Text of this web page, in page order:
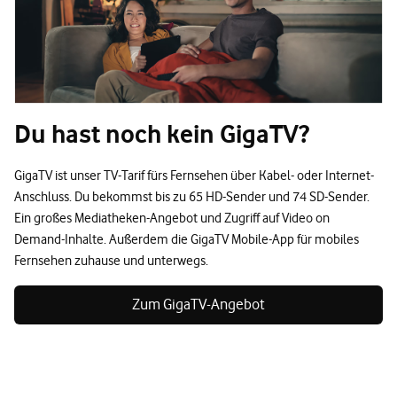
Du hast noch kein GigaTV?
GigaTV ist unser TV-Tarif fürs Fernsehen über Kabel- oder Internet-
Anschluss. Du bekommst bis zu 65 HD-Sender und 74 SD-Sender.
Ein großes Mediatheken-Angebot und Zugriff auf Video on
Demand-Inhalte. Außerdem die GigaTV Mobile-App für mobiles
Fernsehen zuhause und unterwegs.
Zum GigaTV-Angebot